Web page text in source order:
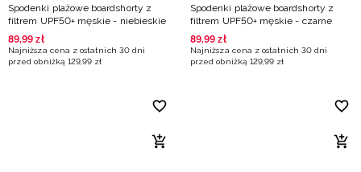
Spodenki plażowe boardshorty z
filtrem UPF50+ męskie - niebieskie
89,99 zł
Najniższa cena z ostatnich 30 dni
przed obniżką 129,99 zł
Spodenki plażowe boardshorty z
filtrem UPF50+ męskie - czarne
89,99 zł
Najniższa cena z ostatnich 30 dni
przed obniżką 129,99 zł